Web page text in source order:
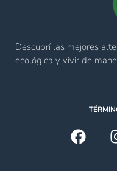
Descubrí las mejores
ecológica y vivir de